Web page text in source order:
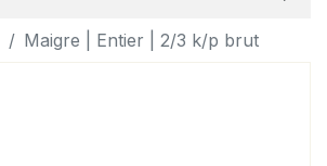
Maigre | Entier | 2/3 k/p brut